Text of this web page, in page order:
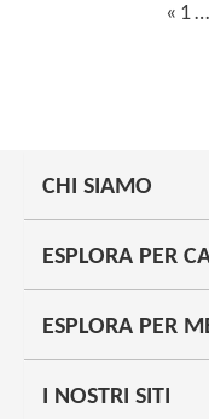
« 1…
CHI SIAMO
ESPLORA PER
ESPLORA PER
I NOSTRI SITI